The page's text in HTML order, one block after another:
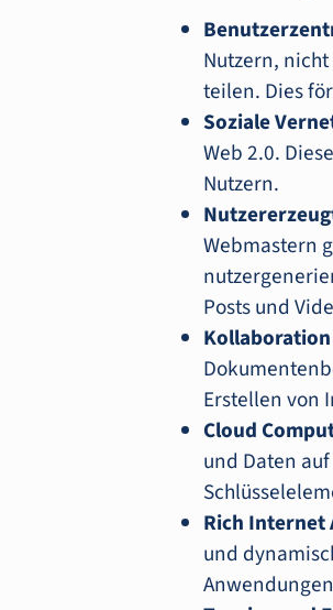
Nutzern,
teilen. Dies
Soziale
Web 2.0.
Nutzern.
Webmastern
Posts und
Erstellen von
Cloud
und Daten
Rich Internet
und